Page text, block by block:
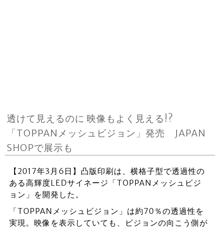
透けて見えるのに 映像もよく見える!?
「TOPPANメッシュビジョン」発売 JAPAN
SHOPで展示も
【2017年3月6日】凸版印刷は、横格子型で透過性の
ある高輝度LEDサイネージ「TOPPANメッシュビジ
ョン」を開発した。
「TOPPANメッシュビジョン」は約70％の透過性を
実現。映像を表示していても、ビジョンの向こう側が